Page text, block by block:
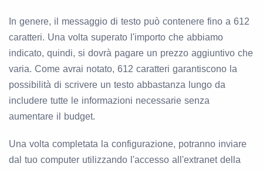
In genere, il messaggio di testo può contenere fino a 612
caratteri. Una volta superato l'importo che abbiamo
indicato, quindi, si dovrà pagare un prezzo aggiuntivo che
varia. Come avrai notato, 612 caratteri garantiscono la
possibilità di scrivere un testo abbastanza lungo da
includere tutte le informazioni necessarie senza
aumentare il budget.
Una volta completata la configurazione, potranno inviare
dal tuo computer utilizzando l'accesso all'extranet della